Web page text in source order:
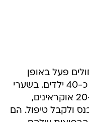
פעל באופן
מלא, טופלו בו 150 אנשים, מתוכם כ-40 ילדים. בשערי
בית החולים מתגודדים בכל רגע כ-20 אוקראינים,
ולקבל טיפול. הם